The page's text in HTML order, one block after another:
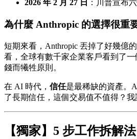
2026 年 2 月 27 日
：川普宣布
為什麼 Anthropic 的選擇很重
短期來看，Anthropic 丟掉了好幾億
看，全球有數千家企業客戶看到了
錢而犧牲原則。
在 AI 時代， 信任是最稀缺的資產。
了長期信任，這個交易值不值得？我
【獨家】5 步工作拆解